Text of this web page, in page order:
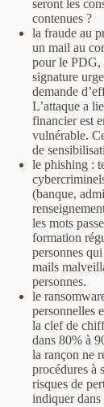
seront les
contenues ?
la fraude au
un mail au
pour le PDG,
signature
demande
L’attaque a
financier est
vulnérable.
de
le phishing :
(banque,
les mots
formation
personnes
mails
personnes.
le
personnelles
la clef de
dans 80% à
la rançon ne
procédures à
risques de
indiquer dans